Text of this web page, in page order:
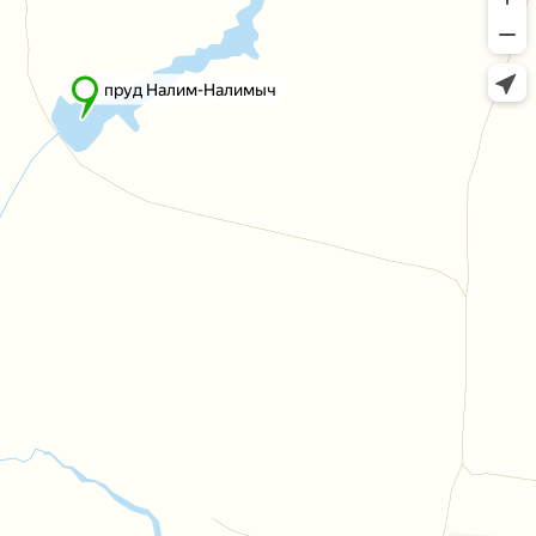
пруд Налим-Налимыч